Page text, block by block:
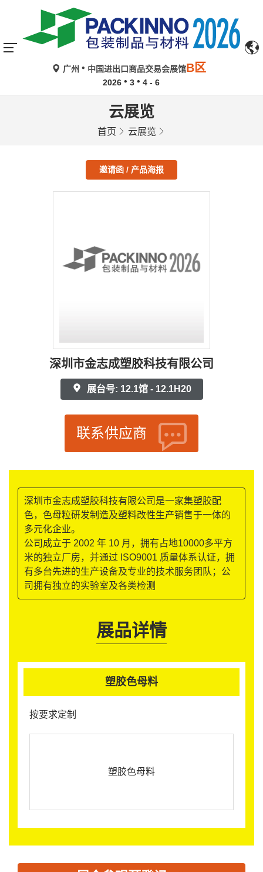
广州 中国进出口商品交易会展馆B区
2026 3 4 - 6
云展览
首页 云展览
邀请函 / 产品海报
深圳市金志成塑胶科技有限公司
展台号: 12.1馆 - 12.1H20
联系供应商
深圳市金志成塑胶科技有限公司是一家集塑胶配
色，色母粒研发制造及塑料改性生产销售于一体的
多元化企业。
公司成立于 2002 年 10 月，拥有占地10000多平方
米的独立厂房，并通过 ISO9001 质量体系认证，拥
有多台先进的生产设备及专业的技术服务团队；公
司拥有独立的实验室及各类检测
展品详情
塑胶色母料
按要求定制
塑胶色母料